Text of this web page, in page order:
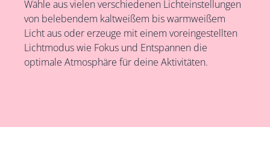
Wähle aus vielen verschiedenen Lichteinstellungen
von belebendem kaltweißem bis warmweißem
Licht aus oder erzeuge mit einem voreingestellten
Lichtmodus wie Fokus und Entspannen die
optimale Atmosphäre für deine Aktivitäten.